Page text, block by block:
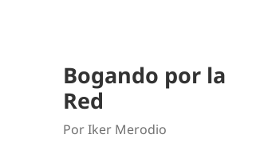
Bogando por la
Red
Por Iker Merodio